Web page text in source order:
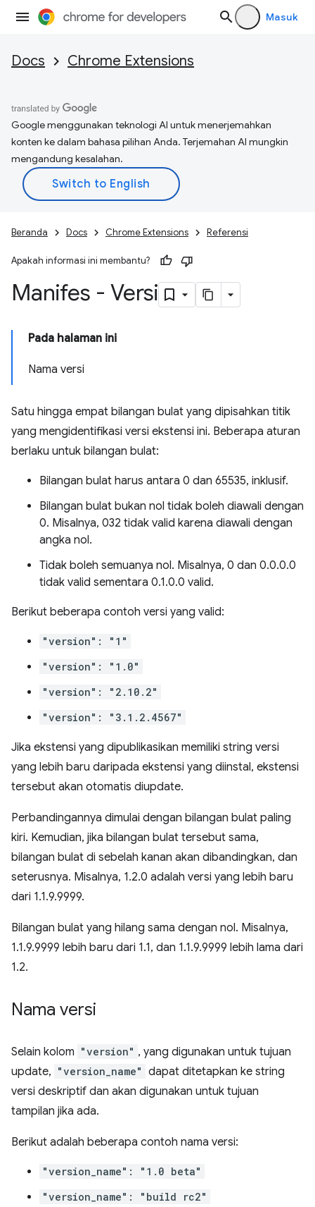
Masuk
Docs Chrome Extensions
Google menggunakan teknologi AI untuk menerjemahkan
konten ke dalam bahasa pilihan Anda. Terjemahan AI mungkin
mengandung kesalahan.
Beranda Docs Chrome Extensions Referensi
Apakah informasi ini membantu?
Manifes - Versi
Pada halaman ini
Nama versi
Satu hingga empat bilangan bulat yang dipisahkan titik
yang mengidentifikasi versi ekstensi ini. Beberapa aturan
berlaku untuk bilangan bulat:
Bilangan bulat harus antara 0 dan 65535, inklusif.
Bilangan bulat bukan nol tidak boleh diawali dengan
0. Misalnya, 032 tidak valid karena diawali dengan
angka nol.
Tidak boleh semuanya nol. Misalnya, 0 dan 0.0.0.0
tidak valid sementara 0.1.0.0 valid.
Berikut beberapa contoh versi yang valid:
"version": "1"
"version": "1.0"
"version": "2.10.2"
"version": "3.1.2.4567"
Jika ekstensi yang dipublikasikan memiliki string versi
yang lebih baru daripada ekstensi yang diinstal, ekstensi
tersebut akan otomatis diupdate.
Perbandingannya dimulai dengan bilangan bulat paling
kiri. Kemudian, jika bilangan bulat tersebut sama,
bilangan bulat di sebelah kanan akan dibandingkan, dan
seterusnya. Misalnya, 1.2.0 adalah versi yang lebih baru
dari 1.1.9.9999.
Bilangan bulat yang hilang sama dengan nol. Misalnya,
1.1.9.9999 lebih baru dari 1.1, dan 1.1.9.9999 lebih lama dari
1.2.
Nama versi
Selain kolom "version" , yang digunakan untuk tujuan
update, "version_name" dapat ditetapkan ke string
versi deskriptif dan akan digunakan untuk tujuan
tampilan jika ada.
Berikut adalah beberapa contoh nama versi:
"version_name": "1.0 beta"
"version_name": "build rc2"